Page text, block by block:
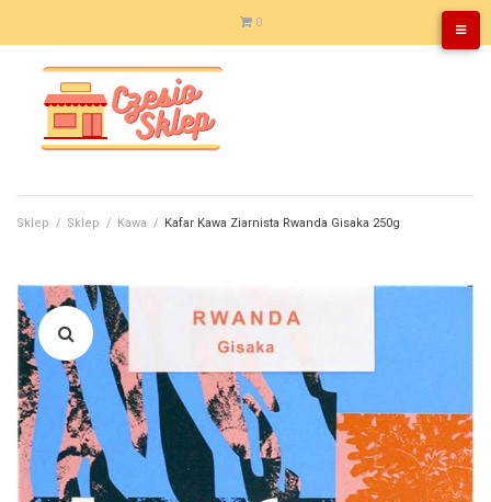
0
Sklep / Sklep / Kawa / Kafar Kawa Ziarnista Rwanda Gisaka 250g